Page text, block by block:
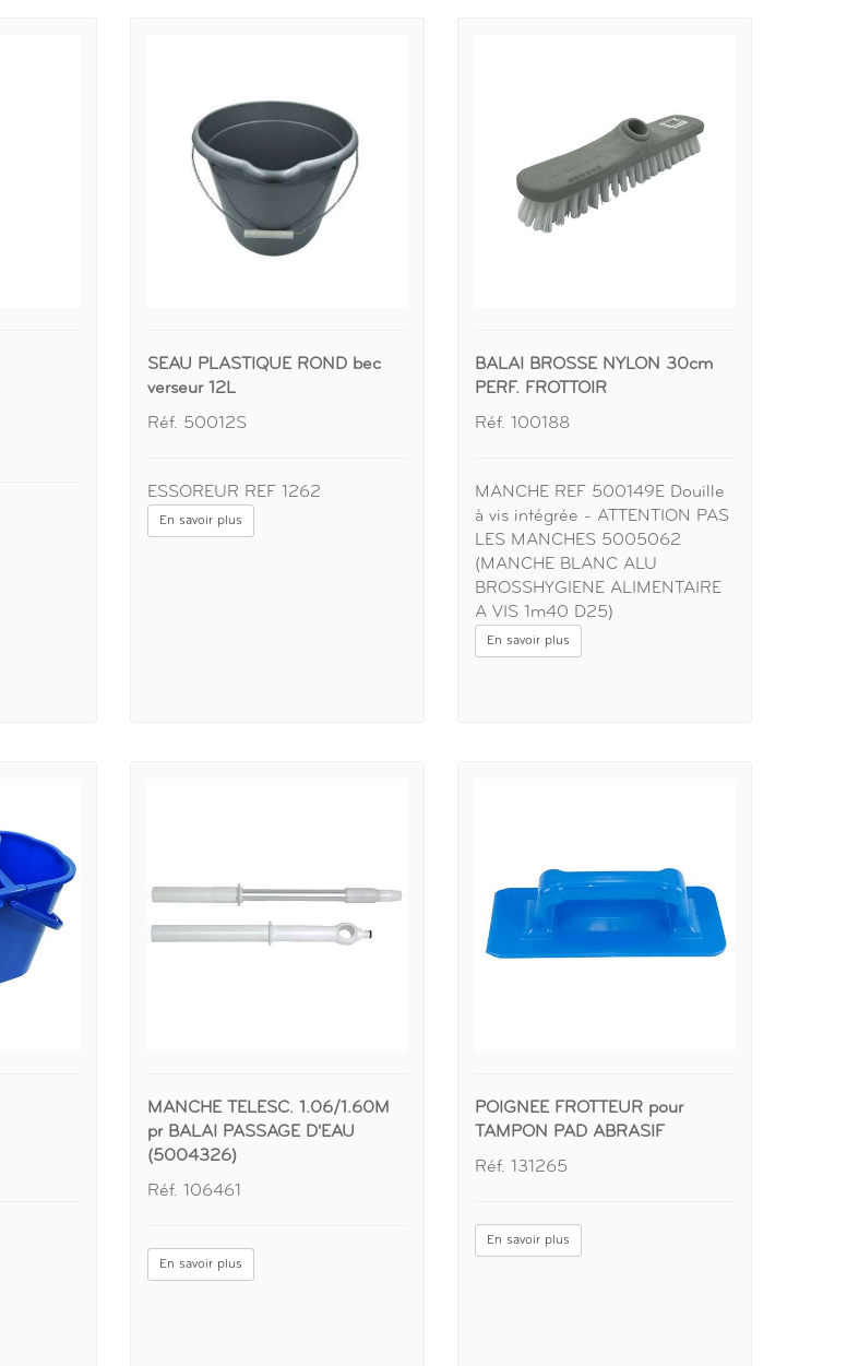
SEAU PLASTIQUE ROND bec
verseur 12L
Réf. 50012S
ESSOREUR REF 1262
En savoir plus
BALAI BROSSE NYLON 30cm
PERF. FROTTOIR
Réf. 100188
MANCHE REF 500149E Douille
à vis intégrée - ATTENTION PAS
LES MANCHES 5005062
(MANCHE BLANC ALU
BROSSHYGIENE ALIMENTAIRE
A VIS 1m40 D25)
En savoir plus
MANCHE TELESC. 1.06/1.60M
pr BALAI PASSAGE D'EAU
(5004326)
Réf. 106461
En savoir plus
POIGNEE FROTTEUR pour
TAMPON PAD ABRASIF
Réf. 131265
En savoir plus